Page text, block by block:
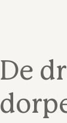
De